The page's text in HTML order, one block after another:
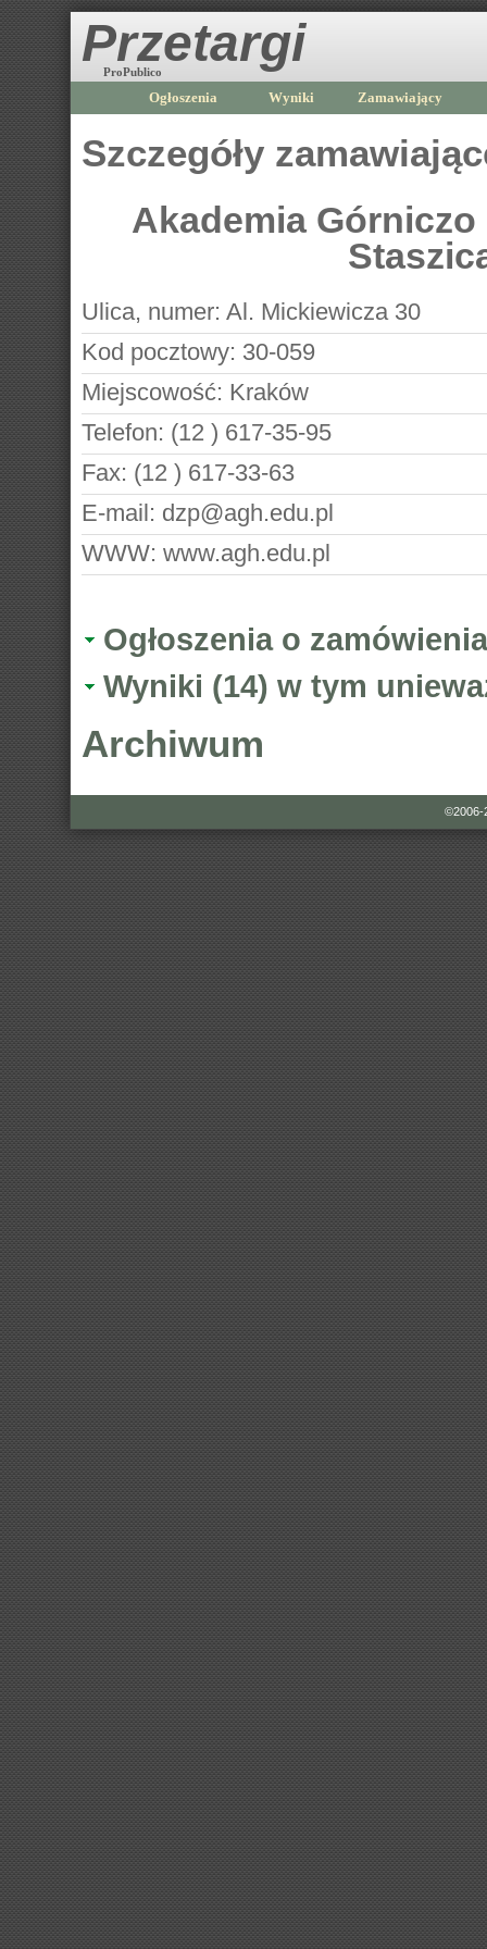
Przetargi
ProPublico
Ogłoszenia Wyniki Zamawiający
Szczegóły
Akademia Górniczo
Ulica, numer: Al. Mickiewicza 30
Kod pocztowy: 30-059
Miejscowość: Kraków
Telefon: (12 ) 617-35-95
Fax: (12 ) 617-33-63
E-mail: dzp@agh.edu.pl
WWW: www.agh.edu.pl
Ogłoszenia o
Wyniki (14) w tym
Archiwum
©2006-